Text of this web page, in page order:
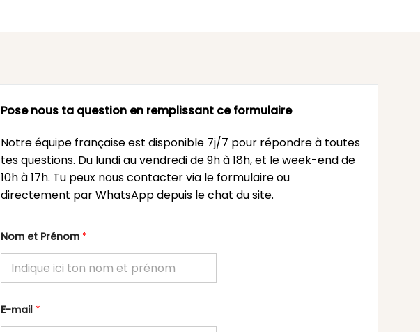
Pose nous ta question en remplissant ce formulaire
Notre équipe française est disponible 7j/7 pour répondre à toutes
tes questions. Du lundi au vendredi de 9h à 18h, et le week-end de
10h à 17h. Tu peux nous contacter via le formulaire ou
directement par WhatsApp depuis le chat du site.
Nom et Prénom *
E-mail *